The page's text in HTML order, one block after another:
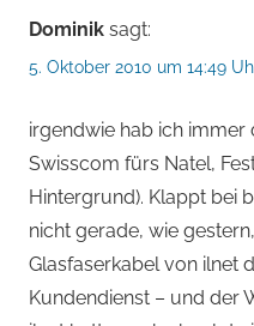
Dominik sagt:
5. Oktober 2010 um 14:49
irgendwie hab ich immer
Swisscom fürs Natel,
Hintergrund). Klappt bei
nicht gerade, wie
Glasfaserkabel von ilnet
Kundendienst – und der